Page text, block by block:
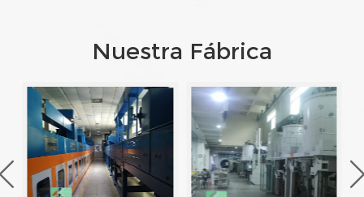
Nuestra Fábrica